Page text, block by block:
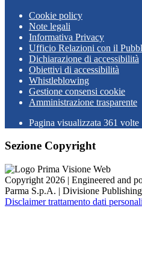
Cookie policy
Note legali
Informativa Privacy
Ufficio Relazioni con il
Dichiarazione di accessibilità
Obiettivi di accessibilità
Whistleblowing
Gestione consensi cookie
Amministrazione trasparente
Pagina visualizzata 361 volte
Sezione Copyright
Copyright 2026 | Engineered and
Parma S.p.A. | Divisione
Disclaimer trattamento dati personali